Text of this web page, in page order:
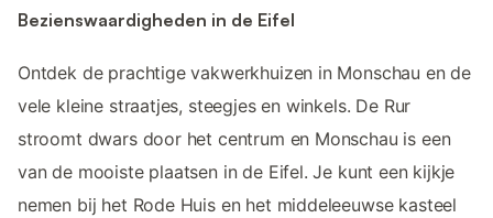
Bezienswaardigheden in de Eifel
Ontdek de prachtige vakwerkhuizen in Monschau en de
vele kleine straatjes, steegjes en winkels. De Rur
stroomt dwars door het centrum en Monschau is een
van de mooiste plaatsen in de Eifel. Je kunt een kijkje
nemen bij het Rode Huis en het middeleeuwse kasteel